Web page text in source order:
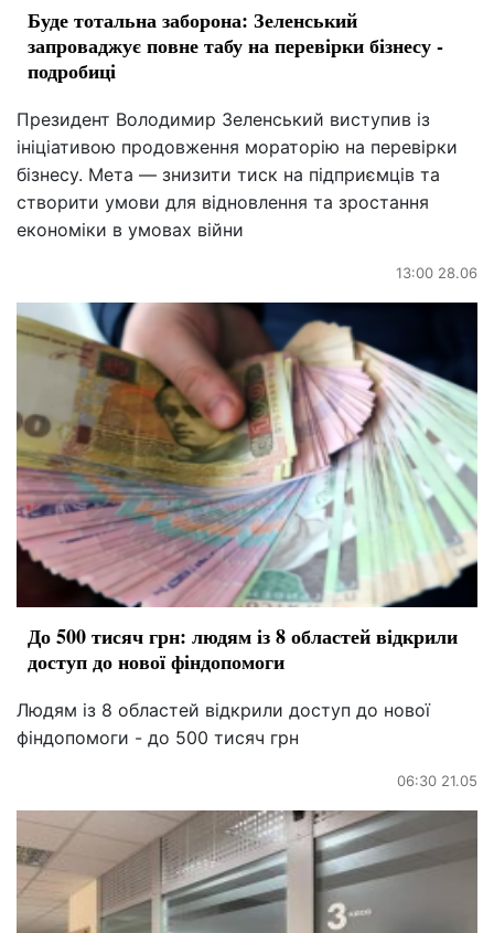
Буде тотальна заборона: Зеленський
запроваджує повне табу на перевірки бізнесу -
подробиці
Президент Володимир Зеленський виступив із
ініціативою продовження мораторію на перевірки
бізнесу. Мета — знизити тиск на підприємців та
створити умови для відновлення та зростання
економіки в умовах війни
13:00 28.06
До 500 тисяч грн: людям із 8 областей відкрили
доступ до нової фіндопомоги
Людям із 8 областей відкрили доступ до нової
фіндопомоги - до 500 тисяч грн
06:30 21.05